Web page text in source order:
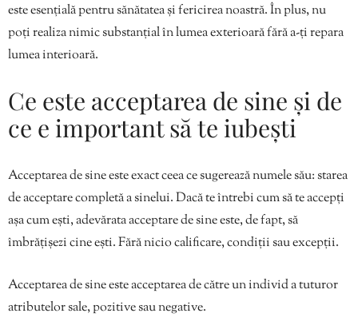
este esențială pentru sănătatea și fericirea noastră. În plus, nu
poți realiza nimic substanțial în lumea exterioară fără a-ți repara
lumea interioară.
Ce este acceptarea de sine și de
ce e important să te iubești
Acceptarea de sine este exact ceea ce sugerează numele său: starea
de acceptare completă a sinelui. Dacă te întrebi cum să te accepți
așa cum ești, adevărata acceptare de sine este, de fapt, să
îmbrățișezi cine ești. Fără nicio calificare, condiții sau excepții.
Acceptarea de sine este acceptarea de către un individ a tuturor
atributelor sale, pozitive sau negative.